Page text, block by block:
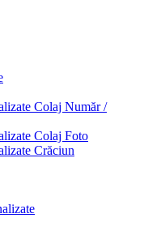
Colaj Număr /
Colaj Foto
Crăciun